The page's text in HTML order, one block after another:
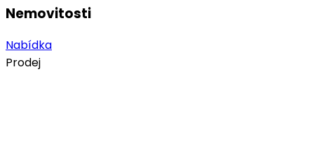
Nemovitosti
Nabídka
Prodej